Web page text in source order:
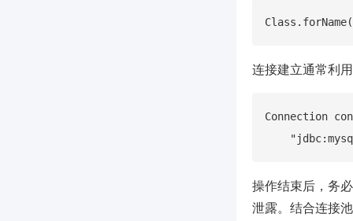
连接建立通常利用
Connection
操作结束后，务
泄露。结合连接